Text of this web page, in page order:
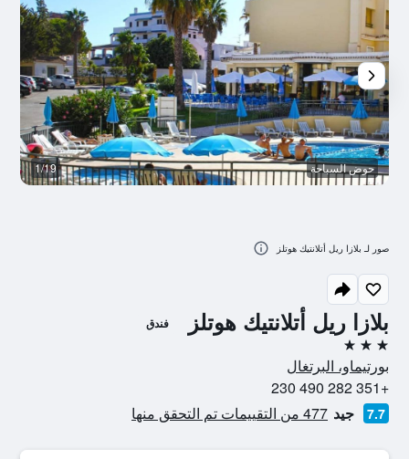
بلازا ريل أتلانتيك هوتلز فندق
3 نجوم
بورتيماو، البرتغال
+351 282 490 230
7.7 جيد 477 من التقييمات تم التحقق منها
حوض السباحة 1/19
صور لـ بلازا ريل أتلانتيك هوتلز